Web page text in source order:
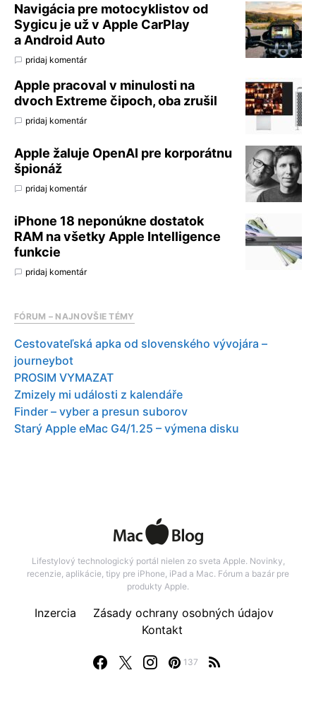
Navigácia pre motocyklistov od
Sygicu je už v Apple CarPlay
a Android Auto
pridaj komentár
Apple pracoval v minulosti na
dvoch Extreme čipoch, oba zrušil
pridaj komentár
Apple žaluje OpenAI pre korporátnu
špionáž
pridaj komentár
iPhone 18 neponúkne dostatok
RAM na všetky Apple Intelligence
funkcie
pridaj komentár
FÓRUM – NAJNOVŠIE TÉMY
Cestovateľská apka od slovenského vývojára –
journeybot
PROSIM VYMAZAT
Zmizely mi události z kalendáře
Finder – vyber a presun suborov
Starý Apple eMac G4/1.25 – výmena disku
Lifestylový technologický portál nielen zo sveta Apple. Novinky,
recenzie, aplikácie, tipy pre iPhone, iPad a Mac. Fórum a bazár pre
produkty Apple.
137
Inzercia
Zásady ochrany osobných údajov
Kontakt